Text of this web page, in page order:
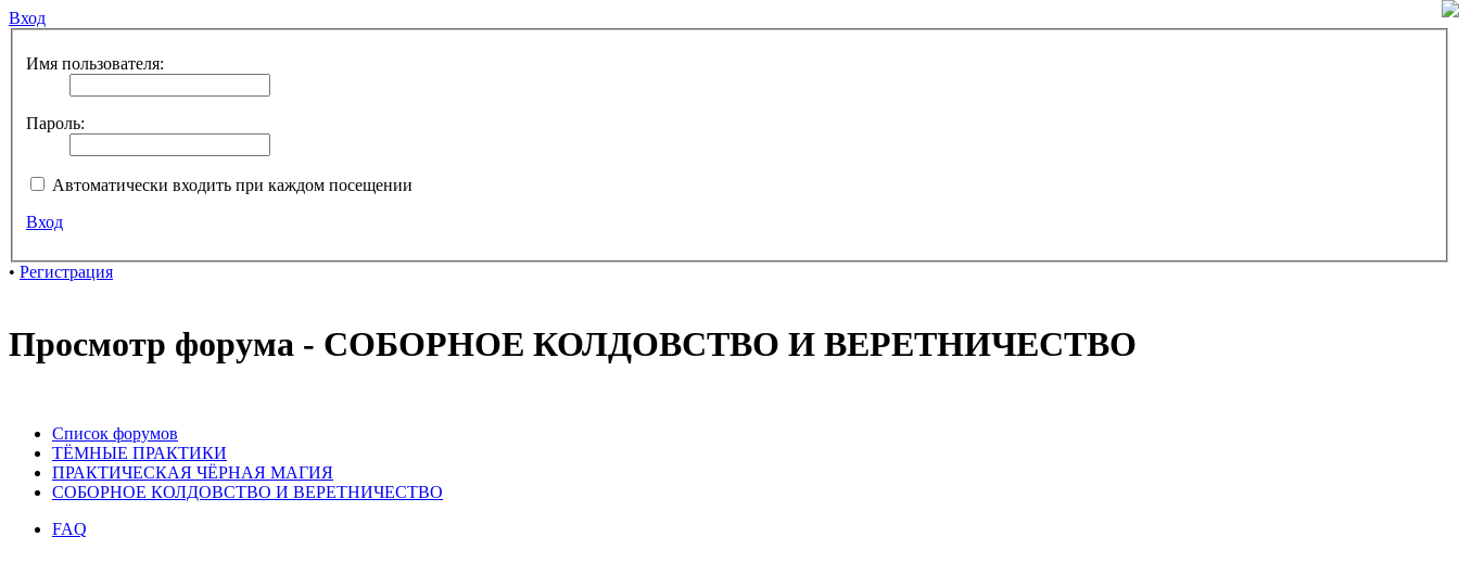
Вход
Имя пользователя:
Пароль:
Автоматически входить при каждом посещении
Вход
• Регистрация
Просмотр форума - СОБОРНОЕ КОЛДОВСТВО И ВЕРЕТНИЧЕСТВО
Список форумов
ТЁМНЫЕ ПРАКТИКИ
ПРАКТИЧЕСКАЯ ЧЁРНАЯ МАГИЯ
СОБОРНОЕ КОЛДОВСТВО И ВЕРЕТНИЧЕСТВО
FAQ